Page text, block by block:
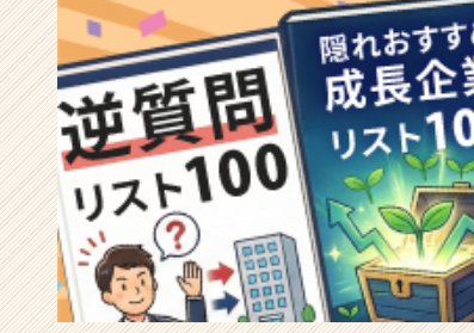
カ
ウ
ト
が
届
く
就
サ
イ
ト
チ